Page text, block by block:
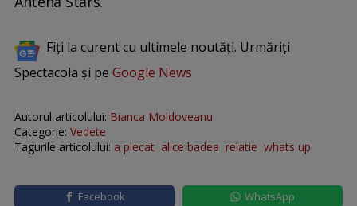
Fiți la curent cu ultimele noutăți. Urmăriți
Spectacola și pe Google News
Autorul articolului: Bianca Moldoveanu
Categorie: Vedete
Tagurile articolului: a plecat alice badea relatie whats up
Facebook WhatsApp